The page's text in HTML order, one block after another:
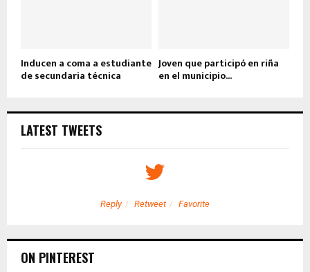
Inducen a coma a estudiante
de secundaria técnica
Joven que participó en riña
en el municipio...
LATEST TWEETS
Reply Retweet Favorite
ON PINTEREST